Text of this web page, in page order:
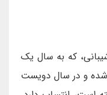
كه به سال يك
و در سال دويست